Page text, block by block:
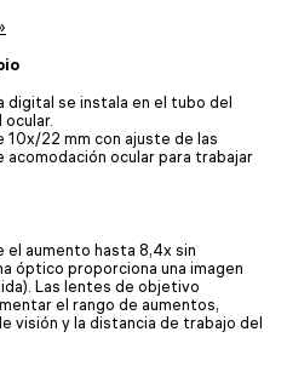
digital se instala en el tubo del
10x/22 mm con ajuste de las
ocular para trabajar
aumento hasta 8,4x sin
óptico proporciona una imagen
Las lentes de objetivo
el rango de aumentos,
visión y la distancia de trabajo del